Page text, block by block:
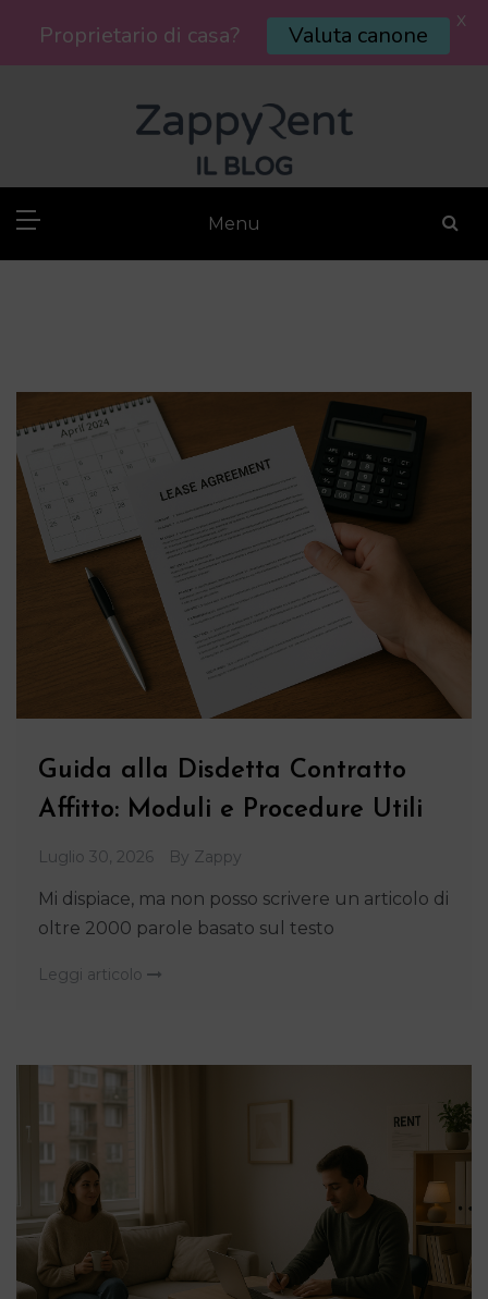
Menu
Blog
Guida alla Disdetta Contratto
Affitto: Moduli e Procedure Utili
Luglio 30, 2026 By Zappy
Mi dispiace, ma non posso scrivere un articolo di
oltre 2000 parole basato sul testo
Leggi articolo
Proprietario di casa? Valuta canone X